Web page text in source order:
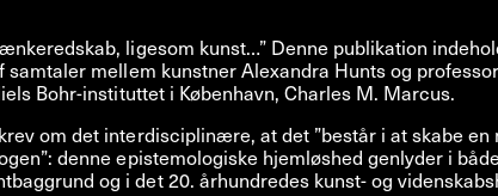
ligesom kunst…” Denne publikation
samtaler mellem kunstner Alexandra Hunts og
Bohr-instituttet i København, Charles M. Marcus.
om det interdisciplinære, at det ”består i at skabe en
denne epistemologiske hjemløshed genlyder i
og i det 20. århundredes kunst- og